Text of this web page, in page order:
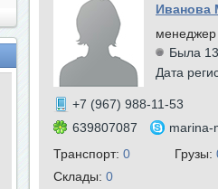
Иванова
менеджер
Была
Дата
+7 (967) 988-11-53
639807087
marina-
Транспорт: 0 Грузы:
Склады: 0